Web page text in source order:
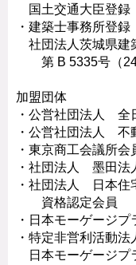
国土交通大臣登録
・建築士事務所登
社団法人茨城県建
第 B 5335号（
加盟団体
・公営社団法人 全
・公営社団法人 不
・東京商工会議所会
・社団法人 墨田法
・社団法人 日本
資格認定会員
・日本モーゲージ
・特定非営利活動
日本モーゲージプ